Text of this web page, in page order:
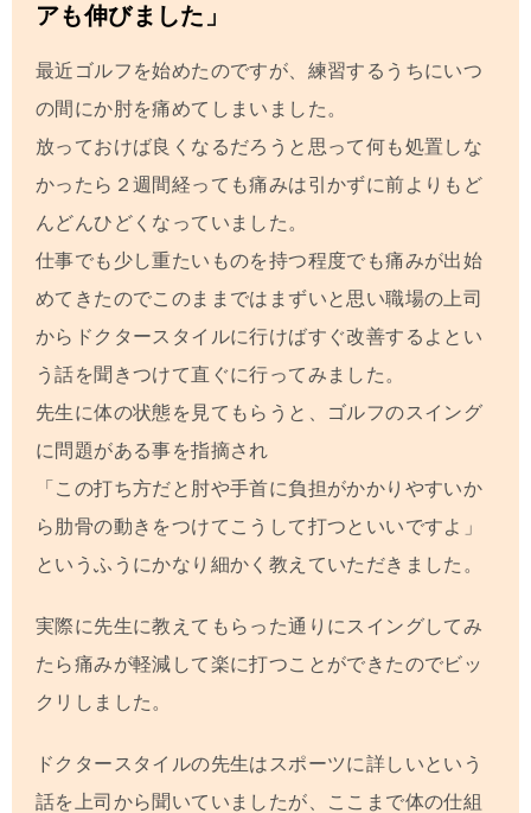
アも伸びました」
最近ゴルフを始めたのですが、練習するうちにいつ
の間にか肘を痛めてしまいました。
放っておけば良くなるだろうと思って何も処置しな
かったら２週間経っても痛みは引かずに前よりもど
んどんひどくなっていました。
仕事でも少し重たいものを持つ程度でも痛みが出始
めてきたのでこのままではまずいと思い職場の上司
からドクタースタイルに行けばすぐ改善するよとい
う話を聞きつけて直ぐに行ってみました。
先生に体の状態を見てもらうと、ゴルフのスイング
に問題がある事を指摘され
「この打ち方だと肘や手首に負担がかかりやすいか
ら肋骨の動きをつけてこうして打つといいですよ」
というふうにかなり細かく教えていただきました。
実際に先生に教えてもらった通りにスイングしてみ
たら痛みが軽減して楽に打つことができたのでビッ
クリしました。
ドクタースタイルの先生はスポーツに詳しいという
話を上司から聞いていましたが、ここまで体の仕組